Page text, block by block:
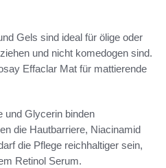
Gels sind ideal für ölige oder
und nicht komedogen sind.
Effaclar Mat für mattierende
und Glycerin binden
die Hautbarriere, Niacinamid
die Pflege reichhaltiger sein,
Retinol Serum.